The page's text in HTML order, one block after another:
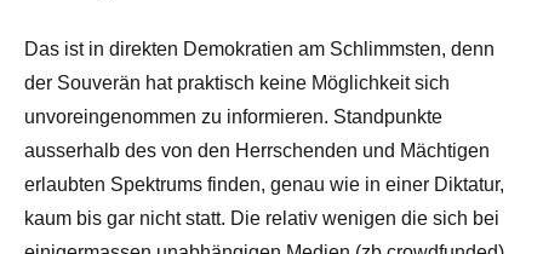
Das ist in direkten Demokratien am Schlimmsten, denn
der Souverän hat praktisch keine Möglichkeit sich
unvoreingenommen zu informieren. Standpunkte
ausserhalb des von den Herrschenden und Mächtigen
erlaubten Spektrums finden, genau wie in einer Diktatur,
kaum bis gar nicht statt. Die relativ wenigen die sich bei